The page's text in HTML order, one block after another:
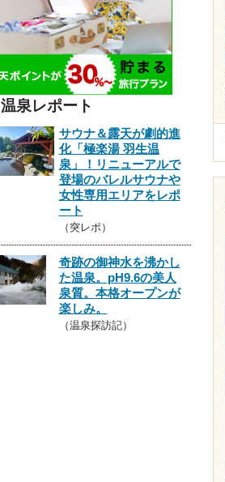
温泉レポート
サウナ＆露天が劇的進
化「極楽湯 羽生温
泉」！リニューアルで
登場のバレルサウナや
女性専用エリアをレポ
ート
（突レポ）
奇跡の御神水を沸かし
た温泉。pH9.6の美人
泉質。本格オープンが
楽しみ。
（温泉探訪記）